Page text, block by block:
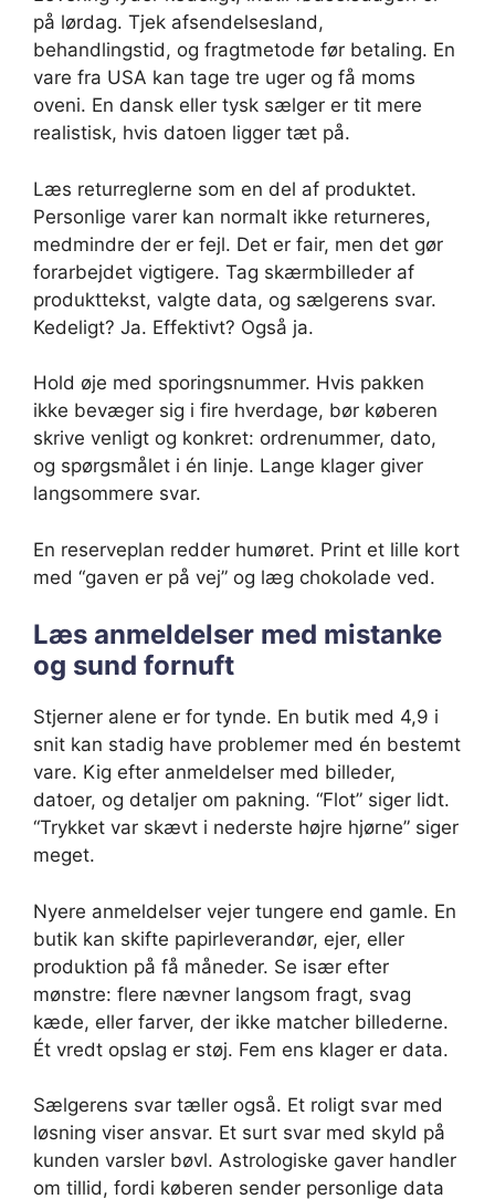
på lørdag. Tjek afsendelsesland,
behandlingstid, og fragtmetode før betaling. En
vare fra USA kan tage tre uger og få moms
oveni. En dansk eller tysk sælger er tit mere
realistisk, hvis datoen ligger tæt på.
Læs returreglerne som en del af produktet.
Personlige varer kan normalt ikke returneres,
medmindre der er fejl. Det er fair, men det gør
forarbejdet vigtigere. Tag skærmbilleder af
produkttekst, valgte data, og sælgerens svar.
Kedeligt? Ja. Effektivt? Også ja.
Hold øje med sporingsnummer. Hvis pakken
ikke bevæger sig i fire hverdage, bør køberen
skrive venligt og konkret: ordrenummer, dato,
og spørgsmålet i én linje. Lange klager giver
langsommere svar.
En reserveplan redder humøret. Print et lille kort
med “gaven er på vej” og læg chokolade ved.
Læs anmeldelser med mistanke
og sund fornuft
Stjerner alene er for tynde. En butik med 4,9 i
snit kan stadig have problemer med én bestemt
vare. Kig efter anmeldelser med billeder,
datoer, og detaljer om pakning. “Flot” siger lidt.
“Trykket var skævt i nederste højre hjørne” siger
meget.
Nyere anmeldelser vejer tungere end gamle. En
butik kan skifte papirleverandør, ejer, eller
produktion på få måneder. Se især efter
mønstre: flere nævner langsom fragt, svag
kæde, eller farver, der ikke matcher billederne.
Ét vredt opslag er støj. Fem ens klager er data.
Sælgerens svar tæller også. Et roligt svar med
løsning viser ansvar. Et surt svar med skyld på
kunden varsler bøvl. Astrologiske gaver handler
om tillid, fordi køberen sender personlige data